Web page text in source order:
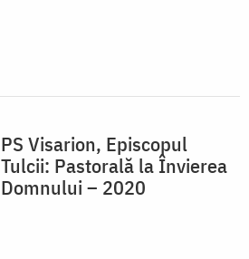
PS Visarion, Episcopul
Tulcii: Pastorală la Învierea
Domnului – 2020